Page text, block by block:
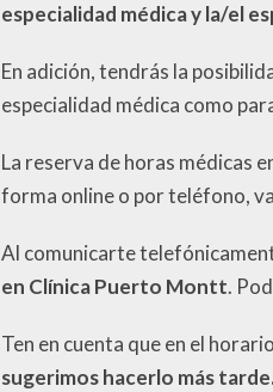
especialidad médica y la/el
En adición, tendrás la
especialidad médica como
La reserva de horas médicas
forma online o por teléfono,
Al comunicarte
en Clínica Puerto Montt.
Ten en cuenta que en el
sugerimos hacerlo más tarde.